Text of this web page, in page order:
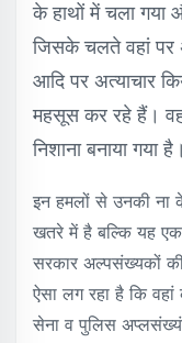
के हाथों में चला गया
जिसके चलते वहां पर
आदि पर अत्याचार
महसूस कर रहे हैं।
निशाना बनाया गया है।
इन हमलों से उनकी ना
खतरे में है बल्कि यह एक
सरकार अल्पसंख्यकों की
ऐसा लग रहा है कि
सेना व पुलिस